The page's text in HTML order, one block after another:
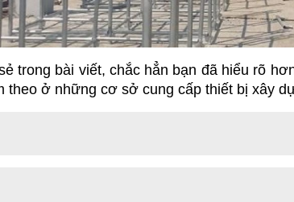
trong bài viết, chắc hẳn bạn đã hiểu rõ
theo ở những cơ sở cung cấp thiết bị xây